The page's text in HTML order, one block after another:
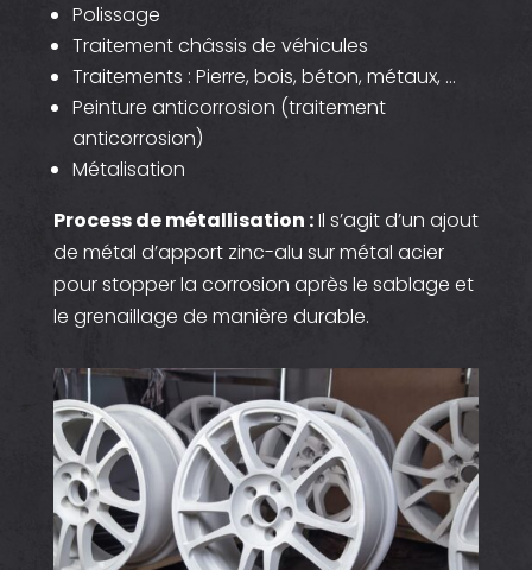
Polissage
Traitement châssis de véhicules
Traitements : Pierre, bois, béton, métaux, …
Peinture anticorrosion (traitement
anticorrosion)
Métalisation
Process de métallisation :Il s’agit d’un ajout
de métal d’apport zinc-alu sur métal acier
pour stopper la corrosion après le sablage et
le grenaillage de manière durable.